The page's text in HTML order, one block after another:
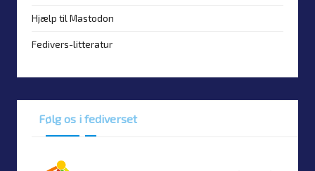
Hjælp til Mastodon
Fedivers-litteratur
Følg os i fediverset